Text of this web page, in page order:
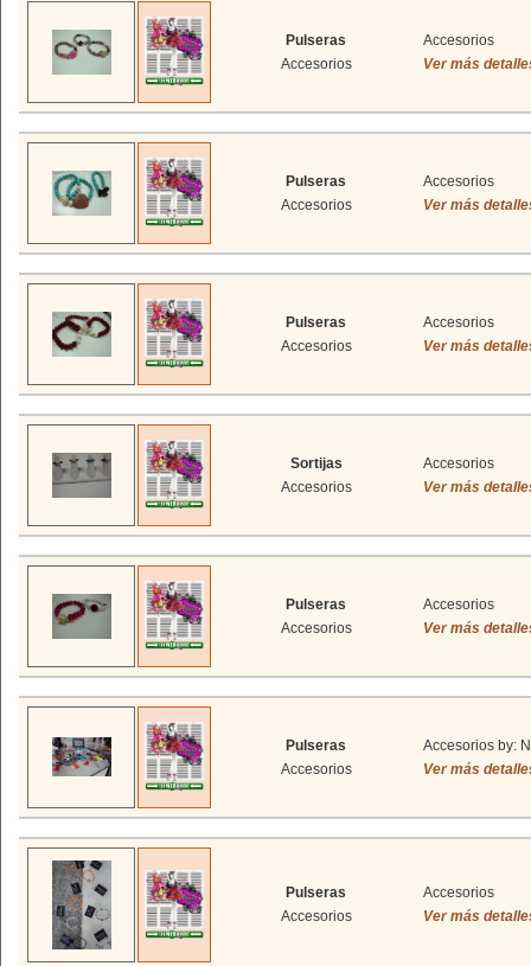
Pulseras
Accesorios
Accesorios
Ver más
Pulseras
Accesorios
Accesorios
Ver más
Pulseras
Accesorios
Accesorios
Ver más
Sortijas
Accesorios
Accesorios
Ver más
Pulseras
Accesorios
Accesorios
Ver más
Pulseras
Accesorios
Accesorios by:
Ver más
Pulseras
Accesorios
Accesorios
Ver más